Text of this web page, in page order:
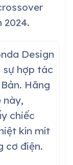
2024.
Design
sự hợp tác
Hãng
này,
chiếc
kín mít
cơ điện.